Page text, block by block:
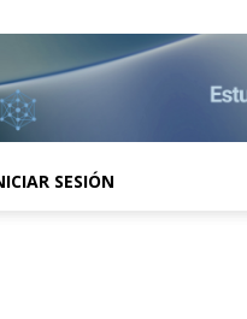
SESIÓN